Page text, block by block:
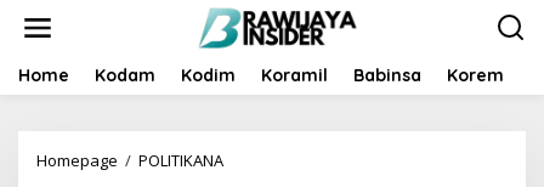
t
Home Kodam Kodim Koramil Babinsa Korem
Homepage / POLITIKANA